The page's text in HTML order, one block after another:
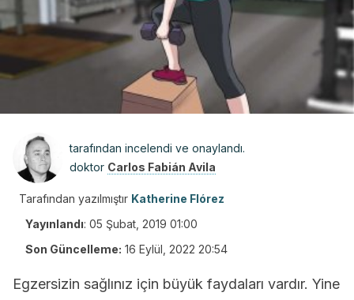
tarafından incelendi ve onaylandı.
doktor Carlos Fabián Avila
Tarafından yazılmıştır Katherine Flórez
Yayınlandı: 05 Şubat, 2019 01:00
Son Güncelleme: 16 Eylül, 2022 20:54
Egzersizin sağlınız için büyük faydaları vardır. Yine